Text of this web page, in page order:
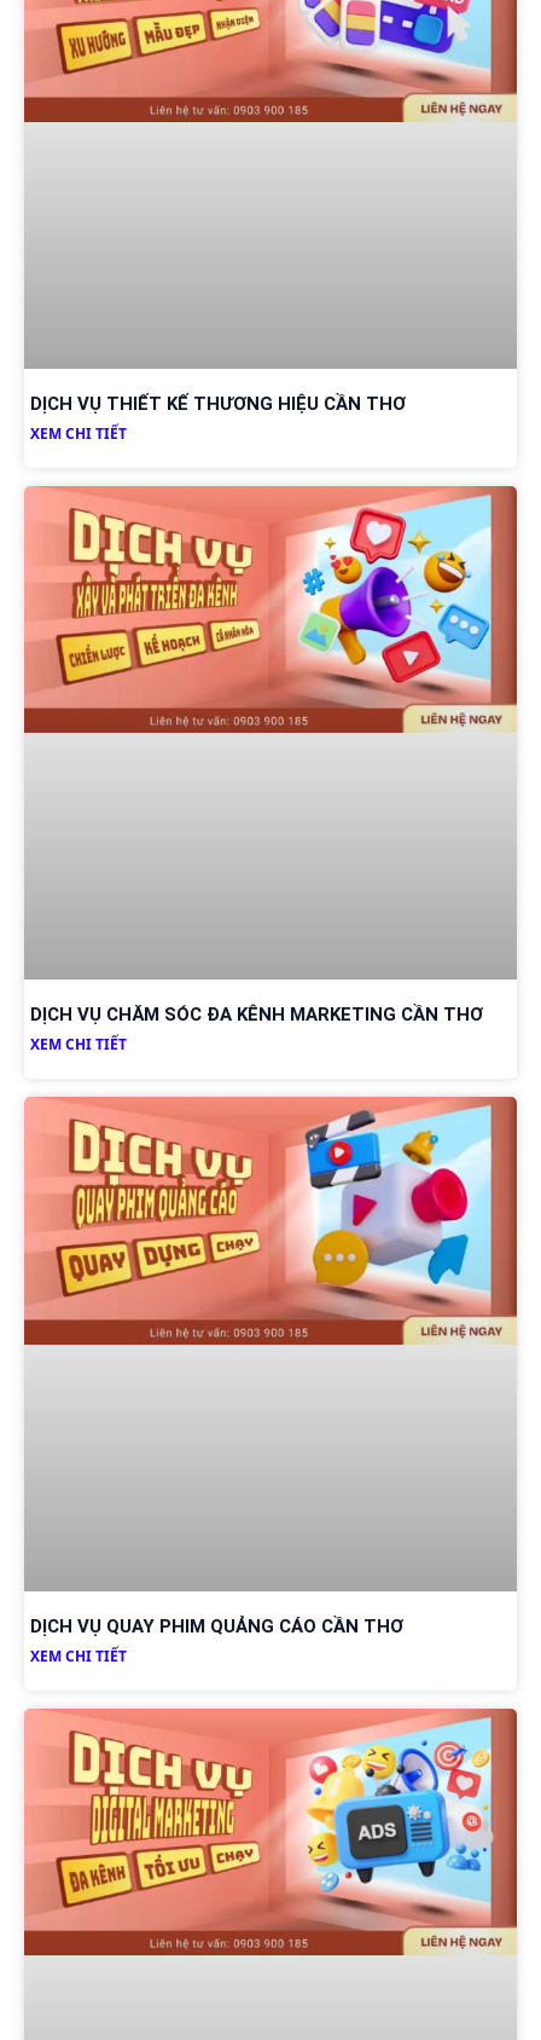
DỊCH VỤ THIẾT KẾ THƯƠNG HIỆU CẦN THƠ
XEM CHI TIẾT
DỊCH VỤ CHĂM SÓC ĐA KÊNH MARKETING CẦN THƠ
XEM CHI TIẾT
DỊCH VỤ QUAY PHIM QUẢNG CÁO CẦN THƠ
XEM CHI TIẾT